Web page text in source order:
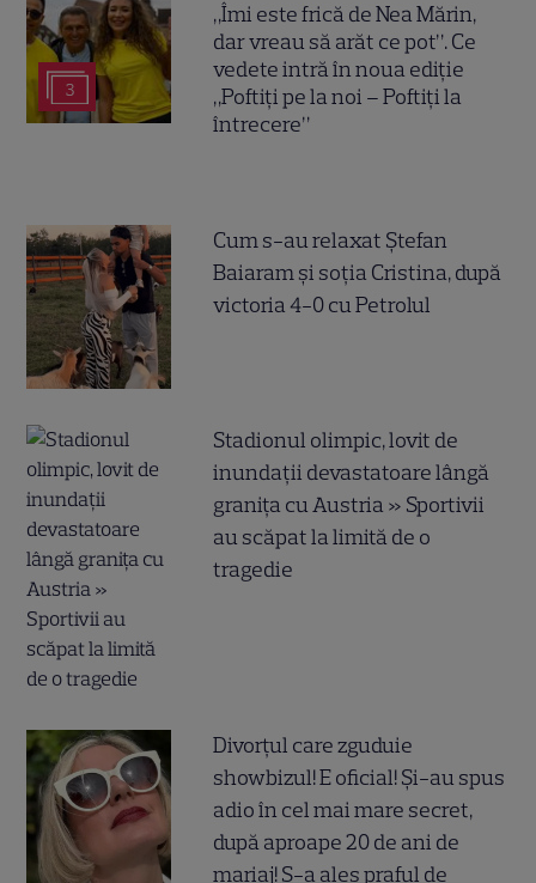
3
„Îmi este frică de Nea Mărin,
dar vreau să arăt ce pot”. Ce
vedete intră în noua ediție
„Poftiți pe la noi – Poftiți la
întrecere”
Cum s-au relaxat Ștefan
Baiaram și soția Cristina, după
victoria 4-0 cu Petrolul
Stadionul olimpic, lovit de
inundații devastatoare lângă
granița cu Austria » Sportivii
au scăpat la limită de o
tragedie
Divorțul care zguduie
showbizul! E oficial! Și-au spus
adio în cel mai mare secret,
după aproape 20 de ani de
mariaj! S-a ales praful de